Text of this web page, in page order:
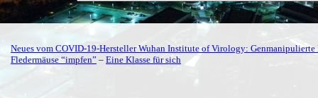
Neues vom COVID-19-Hersteller Wuhan Institute of Virology:
Fledermäuse “impfen” – Eine Klasse für sich